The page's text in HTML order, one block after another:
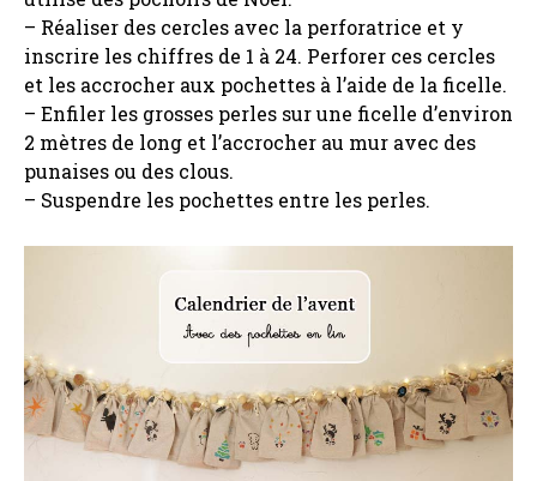
– Réaliser des cercles avec la perforatrice et y
inscrire les chiffres de 1 à 24. Perforer ces cercles
et les accrocher aux pochettes à l’aide de la ficelle.
– Enfiler les grosses perles sur une ficelle d’environ
2 mètres de long et l’accrocher au mur avec des
punaises ou des clous.
– Suspendre les pochettes entre les perles.